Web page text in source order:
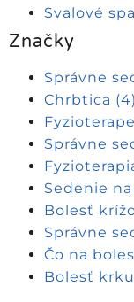
Svalové
Značky
Správne
Chrbtica (4)
Správne
Sedenie
Bolesť
Správne
Čo na
Bolesť krku